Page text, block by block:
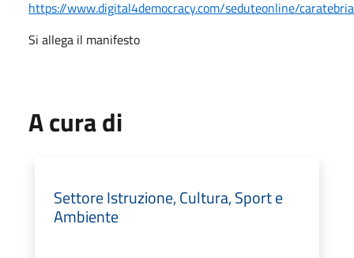
https://www.digital4democracy.com/seduteonline/
Si allega il manifesto
A cura di
Settore Istruzione, Cultura, Sport e
Ambiente